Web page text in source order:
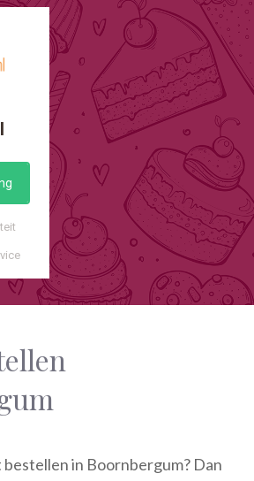
bestellen in Boornbergum? Dan